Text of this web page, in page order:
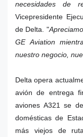
necesidades de
Vicepresidente
de Delta. "
GE Aviation
nuestro negocio,
Delta opera
avión de entrega
aviones A321 se
domésticas de
más viejos de